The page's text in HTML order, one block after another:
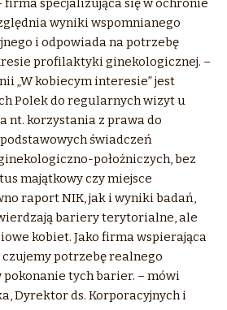
firma specjalizująca się w ochronie
wyniki wspomnianego
i odpowiada na potrzebę
profilaktyki ginekologicznej. –
„W kobiecym interesie” jest
Polek do regularnych wizyt u
nt. korzystania z prawa do
świadczeń
położniczych, bez
majątkowy czy miejsce
raport NIK, jak i wyniki badań,
bariery terytorialne, ale
kobiet. Jako firma wspierająca
potrzebę realnego
pokonanie tych barier. – mówi
Dyrektor ds. Korporacyjnych i